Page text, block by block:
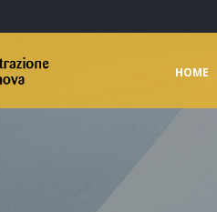
HOME